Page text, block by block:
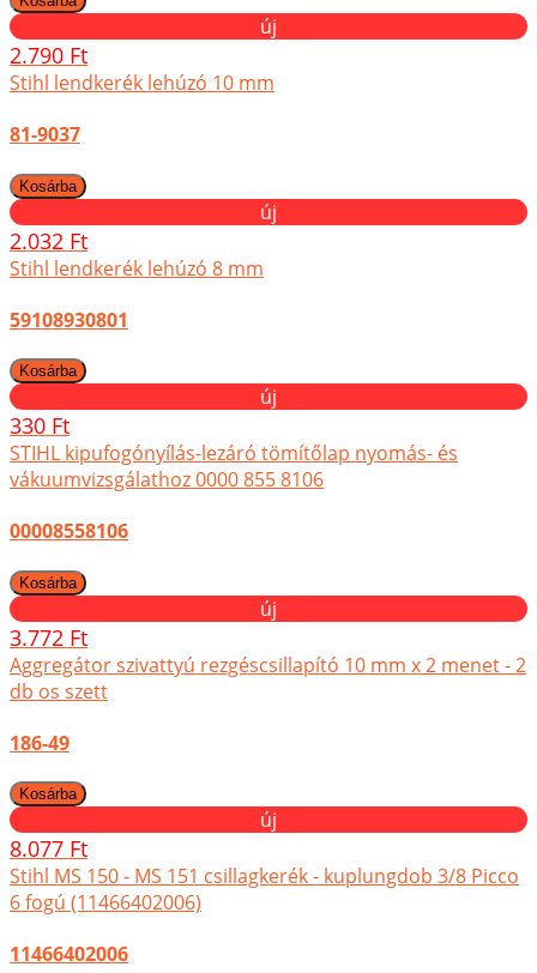
új
2.790 Ft
Stihl lendkerék lehúzó 10 mm
81-9037
új
2.032 Ft
Stihl lendkerék lehúzó 8 mm
59108930801
új
330 Ft
STIHL kipufogónyílás-lezáró tömítőlap nyomás- és
vákuumvizsgálathoz 0000 855 8106
00008558106
új
3.772 Ft
Aggregátor szivattyú rezgéscsillapító 10 mm x 2 menet - 2
db os szett
186-49
új
8.077 Ft
Stihl MS 150 - MS 151 csillagkerék - kuplungdob 3/8 Picco
6 fogú (11466402006)
11466402006